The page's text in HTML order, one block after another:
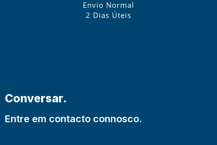
Envio Normal
2 Dias Úteis
Conversar.
Entre em contacto connosco.